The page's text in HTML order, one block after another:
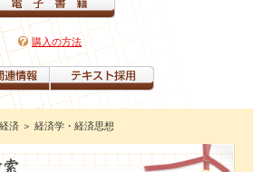
購入の方法
済 ＞ 経済学・経済思想